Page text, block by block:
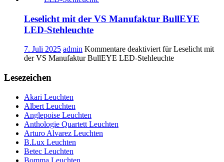
Leselicht mit der VS Manufaktur BullEYE
LED-Stehleuchte
7. Juli 2025 admin Kommentare deaktiviertfür Leselicht mit
der VS Manufaktur BullEYE LED-Stehleuchte
Lesezeichen
Akari Leuchten
Albert Leuchten
Anglepoise Leuchten
Anthologie Quartett Leuchten
Arturo Alvarez Leuchten
B.Lux Leuchten
Betec Leuchten
Bomma Leuchten